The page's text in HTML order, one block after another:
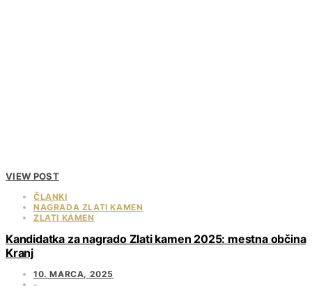
VIEW POST
ČLANKI
NAGRADA ZLATI KAMEN
ZLATI KAMEN
Kandidatka za nagrado Zlati kamen 2025: mestna občina
Kranj
10. MARCA, 2025